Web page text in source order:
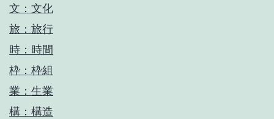
文：文化
旅：旅行
時：時間
枠：枠組
業：生業
構：構造